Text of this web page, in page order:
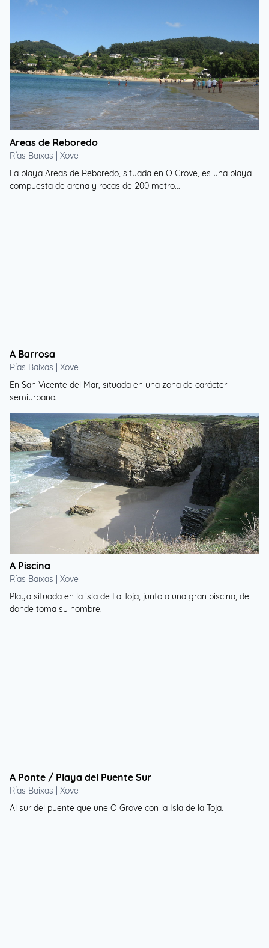
Areas de Reboredo
Rías Baixas | Xove
La playa Areas de Reboredo, situada en O Grove, es una playa
compuesta de arena y rocas de 200 metro...
A Barrosa
Rías Baixas | Xove
En San Vicente del Mar, situada en una zona de carácter
semiurbano.
A Piscina
Rías Baixas | Xove
Playa situada en la isla de La Toja, junto a una gran piscina, de
donde toma su nombre.
A Ponte / Playa del Puente Sur
Rías Baixas | Xove
Al sur del puente que une O Grove con la Isla de la Toja.